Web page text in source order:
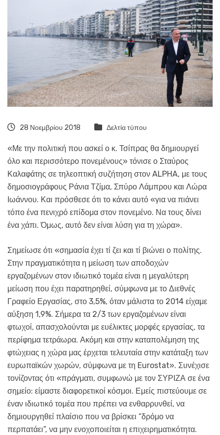
28 Νοεμβρίου 2018 Δελτία τύπου
«Με την πολιτική που ασκεί ο κ. Τσίπρας θα δημιουργεί
όλο και περισσότερο πονεμένους» τόνισε ο Σταύρος
Καλαφάτης σε τηλεοπτική συζήτηση στον ALPHA, με τους
δημοσιογράφους Ράνια Τζίμα, Σπύρο Λάμπρου και Λώρα
Ιωάννου. Και πρόσθεσε ότι το κάνει αυτό «για να πιάνει
τόπο ένα πενιχρό επίδομα στον πονεμένο. Να τους δίνει
ένα χάπι. Όμως, αυτό δεν είναι λύση για τη χώρα».
Σημείωσε ότι «σημασία έχει τί ζει και τί βιώνει ο πολίτης.
Στην πραγματικότητα η μείωση των αποδοχών
εργαζομένων στον ιδιωτικό τομέα είναι η μεγαλύτερη
μείωση που έχει παρατηρηθεί, σύμφωνα με το Διεθνές
Γραφείο Εργασίας, στο 3,5%, όταν μάλιστα το 2014 είχαμε
αύξηση 1,9%. Σήμερα τα 2/3 των εργαζομένων είναι
φτωχοί, απασχολούνται με ευέλικτες μορφές εργασίας, τα
περίφημα τετράωρα. Ακόμη και στην καταπολέμηση της
φτώχειας η χώρα μας έρχεται τελευταία στην κατάταξη των
ευρωπαϊκών χωρών, σύμφωνα με τη Eurostat». Συνέχισε
τονίζοντας ότι «πράγματι, συμφωνώ με τον ΣΥΡΙΖΑ σε ένα
σημείο: είμαστε διαφορετικοί κόσμοι. Εμείς πιστεύουμε σε
έναν ιδιωτικό τομέα που πρέπει να ενθαρρυνθεί, να
δημιουργηθεί πλαίσιο που να βρίσκει “δρόμο να
περπατάει”, να μην ενοχοποιείται η επιχειρηματικότητα.